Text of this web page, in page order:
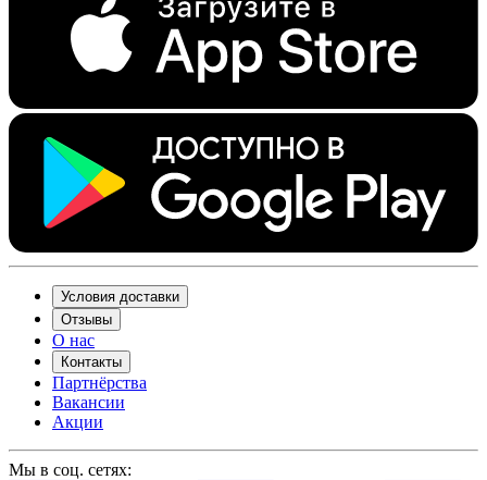
Условия доставки
Отзывы
О нас
Контакты
Партнёрства
Вакансии
Акции
Мы в соц. сетях: